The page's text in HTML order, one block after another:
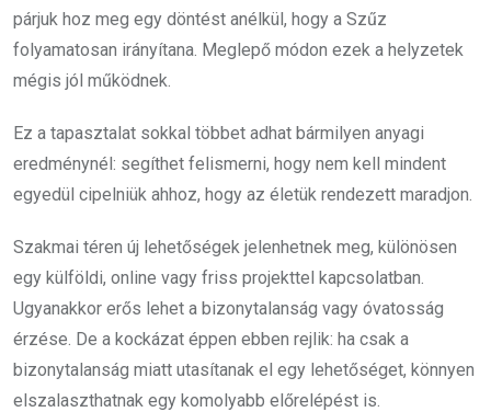
párjuk hoz meg egy döntést anélkül, hogy a Szűz
folyamatosan irányítana. Meglepő módon ezek a helyzetek
mégis jól működnek.
Ez a tapasztalat sokkal többet adhat bármilyen anyagi
eredménynél: segíthet felismerni, hogy nem kell mindent
egyedül cipelniük ahhoz, hogy az életük rendezett maradjon.
Szakmai téren új lehetőségek jelenhetnek meg, különösen
egy külföldi, online vagy friss projekttel kapcsolatban.
Ugyanakkor erős lehet a bizonytalanság vagy óvatosság
érzése. De a kockázat éppen ebben rejlik: ha csak a
bizonytalanság miatt utasítanak el egy lehetőséget, könnyen
elszalaszthatnak egy komolyabb előrelépést is.